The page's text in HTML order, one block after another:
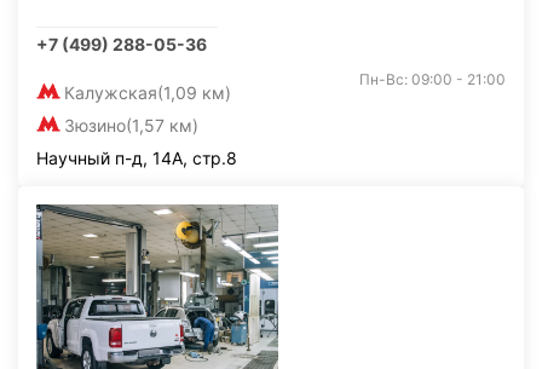
+7 (499) 288-05-36
Калужская(1,09 км)
Зюзино(1,57 км)
Пн-Вс: 09:00 - 21:00
Научный п-д, 14А, стр.8